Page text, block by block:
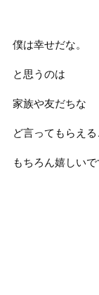
僕は幸せだな。
と思うのは
家族や友だちな
ど言ってもらえる
もちろん嬉しい